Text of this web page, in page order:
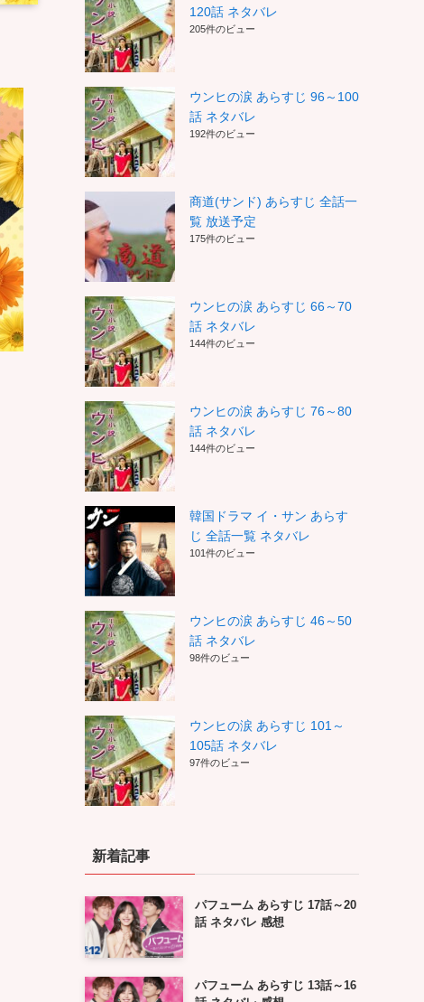
120話 ネタバレ
205件のビュー
ウンヒの涙 あらすじ 96～100
話 ネタバレ
192件のビュー
商道(サンド) あらすじ 全話一
覧 放送予定
175件のビュー
ウンヒの涙 あらすじ 66～70
話 ネタバレ
144件のビュー
ウンヒの涙 あらすじ 76～80
話 ネタバレ
144件のビュー
韓国ドラマ イ・サン あらす
じ 全話一覧 ネタバレ
101件のビュー
ウンヒの涙 あらすじ 46～50
話 ネタバレ
98件のビュー
ウンヒの涙 あらすじ 101～
105話 ネタバレ
97件のビュー
新着記事
パフューム あらすじ 17話～20
話 ネタバレ 感想
パフューム あらすじ 13話～16